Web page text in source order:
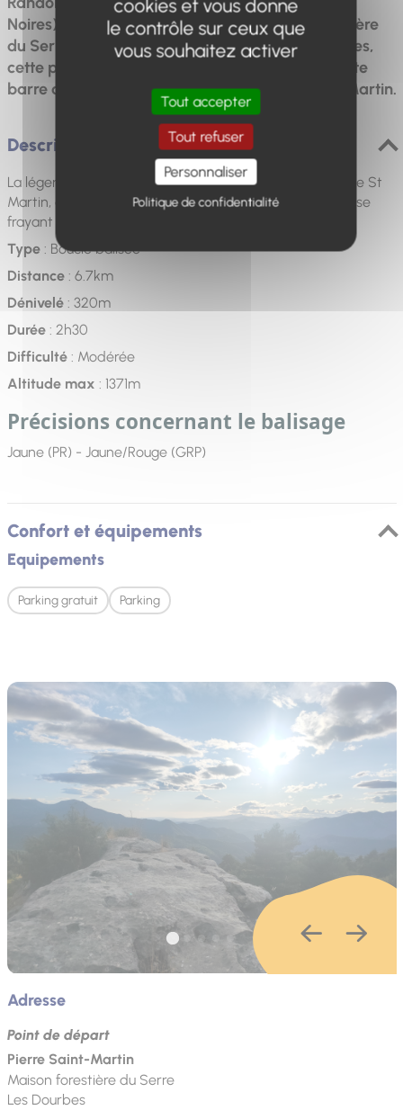
Noires) du pays dignois. Depuis la maison forestière
du Serre, située 1 km après le hameau de Dourbes,
cette promenade chemine au pied de l’imposante
barre des Dourbes et passe par la Pierre Saint Martin.
Description
La légende raconte que celle-ci porte les empreintes de St
Martin, qui pour fuir le diable avait traversé la barre en se
frayant un passage et créa ainsi le trou de St Martin.
Type: Boucle balisée
Distance: 6.7km
Dénivelé: 320m
Durée: 2h30
Difficulté: Modérée
Altitude max : 1371m
Précisions concernant le balisage
Jaune (PR) - Jaune/Rouge (GRP)
Confort et équipements
Equipements
Parking gratuit Parking
Adresse
Point de départ
Pierre Saint-Martin
Maison forestière du Serre
Les Dourbes
cookies et vous donne
le contrôle sur ceux que
vous souhaitez activer
Tout accepter
Tout refuser
Personnaliser
Politique de confidentialité